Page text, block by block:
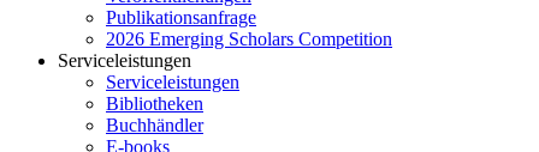
Publikationsanfrage
2026 Emerging Scholars Competition
Serviceleistungen
Serviceleistungen
Bibliotheken
Buchhändler
E-books